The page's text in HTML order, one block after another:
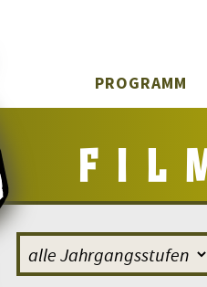
PROGRAMM